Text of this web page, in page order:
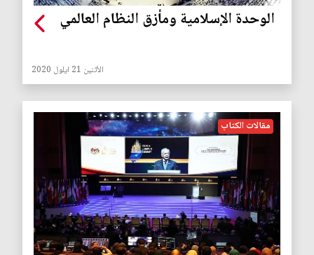
الوحدة الإسلامية ومأزق النظام العالمي
الأثنين 21 ايلول 2020
مقالات الكتاب